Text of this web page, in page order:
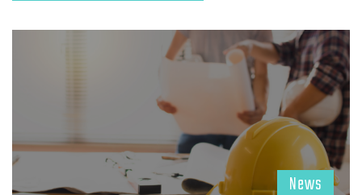
News